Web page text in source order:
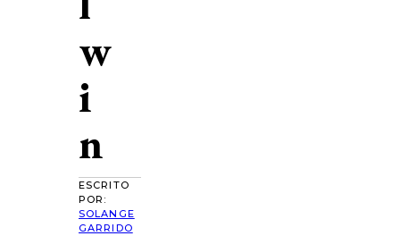
w
i
n
ESCRITO
POR:
SOLANGE
GARRIDO